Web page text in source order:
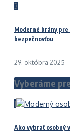
3
Moderné brány pre
bezpečnosťou
29. októbra 2025
Vyberáme
1
Ako vybrať osobný